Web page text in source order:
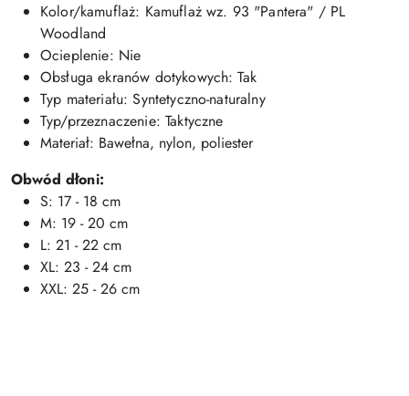
Kolor/kamuflaż: Kamuflaż wz. 93 "Pantera" / PL
Woodland
Ocieplenie: Nie
Obsługa ekranów dotykowych: Tak
Typ materiału: Syntetyczno-naturalny
Typ/przeznaczenie: Taktyczne
Materiał: Bawełna, nylon, poliester
Obwód dłoni:
S: 17 - 18 cm
M: 19 - 20 cm
L: 21 - 22 cm
XL: 23 - 24 cm
XXL: 25 - 26 cm